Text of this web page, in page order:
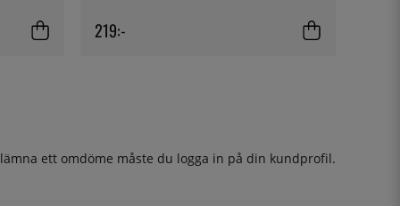
219:-
ett omdöme måste du logga in på din kundprofil.